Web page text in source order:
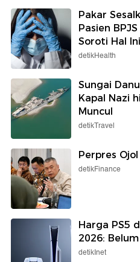
Pakar
Pasien
Soroti Hal Ini
detikHealth
Sungai
Kapal Nazi
Muncul
detikTravel
Perpres
detikFinance
Harga PS5
2026:
detikInet